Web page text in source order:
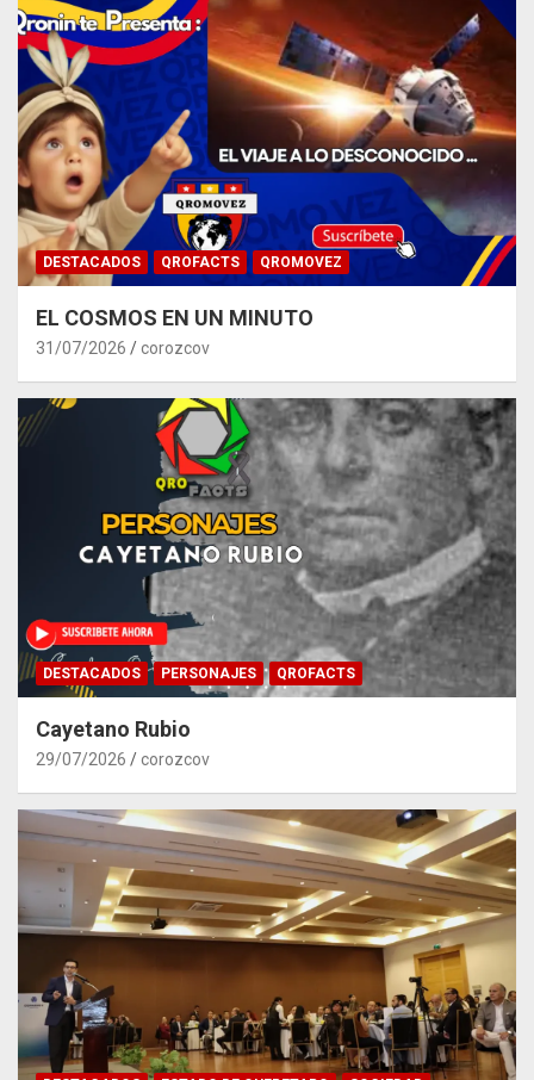
DESTACADOS QROFACTS QROMOVEZ
EL COSMOS EN UN MINUTO
31/07/2026 corozcov
DESTACADOS PERSONAJES QROFACTS
Cayetano Rubio
29/07/2026 corozcov